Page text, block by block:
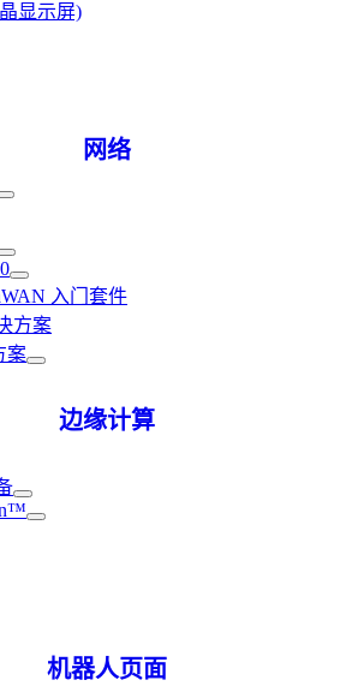
显示屏)
网络
入门套件
方案
案
边缘计算
机器人页面